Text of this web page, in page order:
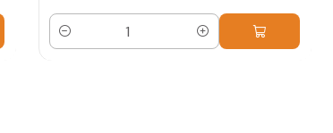
Cantidad